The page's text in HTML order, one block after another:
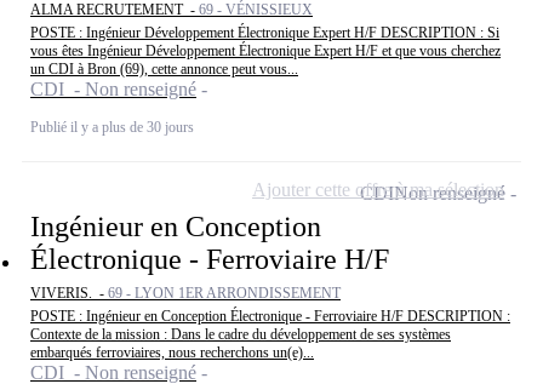
ALMA RECRUTEMENT - 69 - VÉNISSIEUX
POSTE : Ingénieur Développement Électronique Expert H/F DESCRIPTION : Si
vous êtes Ingénieur Développement Électronique Expert H/F et que vous cherchez
un CDI à Bron (69), cette annonce peut vous...
CDI - Non renseigné
Publié il y a plus de 30 jours
Ingénieur en Conception
Électronique - Ferroviaire H/F
VIVERIS. - 69 - LYON 1ER ARRONDISSEMENT
POSTE : Ingénieur en Conception Électronique - Ferroviaire H/F DESCRIPTION :
Contexte de la mission : Dans le cadre du développement de ses systèmes
embarqués ferroviaires, nous recherchons un(e)...
CDI - Non renseigné
CDINon renseigné
Ajouter cette offre à ma sélection